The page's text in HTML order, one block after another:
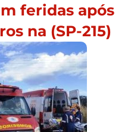
feridas após
na (SP-215)